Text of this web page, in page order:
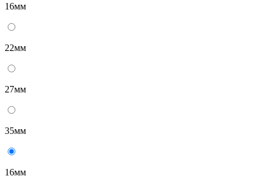
16мм
22мм
27мм
35мм
16мм